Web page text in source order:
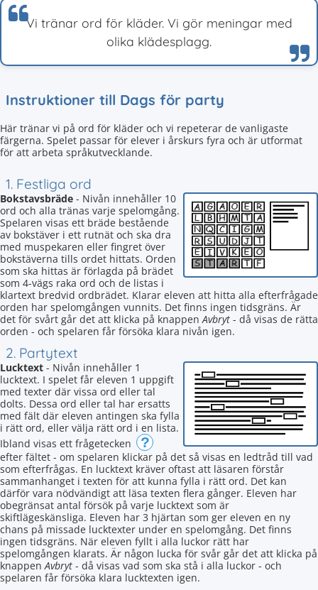
Vi tränar ord för kläder. Vi gör meningar med
olika klädesplagg.
Instruktioner till Dags för party
Här tränar vi på ord för kläder och vi repeterar de vanligaste
färgerna. Spelet passar för elever i årskurs fyra och är utformat
för att arbeta språkutvecklande.
1. Festliga ord
Bokstavsbräde - Nivån innehåller 10
ord och alla tränas varje spelomgång.
Spelaren visas ett bräde bestående
av bokstäver i ett rutnät och ska dra
med muspekaren eller fingret över
bokstäverna tills ordet hittats. Orden
som ska hittas är förlagda på brädet
som 4-vägs raka ord och de listas i
klartext bredvid ordbrädet. Klarar eleven att hitta alla efterfrågade
orden har spelomgången vunnits. Det finns ingen tidsgräns. Är
det för svårt går det att klicka på knappenAvbryt - då visas de rätta
orden - och spelaren får försöka klara nivån igen.
2. Partytext
Lucktext - Nivån innehåller 1
lucktext. I spelet får eleven 1 uppgift
med texter där vissa ord eller tal
dolts. Dessa ord eller tal har ersatts
med fält där eleven antingen ska fylla
i rätt ord, eller välja rätt ord i en lista.
Ibland visas ett frågetecken
?
efter fältet - om spelaren klickar på det så visas en ledtråd till vad
som efterfrågas. En lucktext kräver oftast att läsaren förstår
sammanhanget i texten för att kunna fylla i rätt ord. Det kan
därför vara nödvändigt att läsa texten flera gånger. Eleven har
obegränsat antal försök på varje lucktext som är
skiftlägeskänsliga. Eleven har 3 hjärtan som ger eleven en ny
chans på missade lucktexter under en spelomgång. Det finns
ingen tidsgräns. När eleven fyllt i alla luckor rätt har
spelomgången klarats. Är någon lucka för svår går det att klicka på
knappenAvbryt - då visas vad som ska stå i alla luckor - och
spelaren får försöka klara lucktexten igen.